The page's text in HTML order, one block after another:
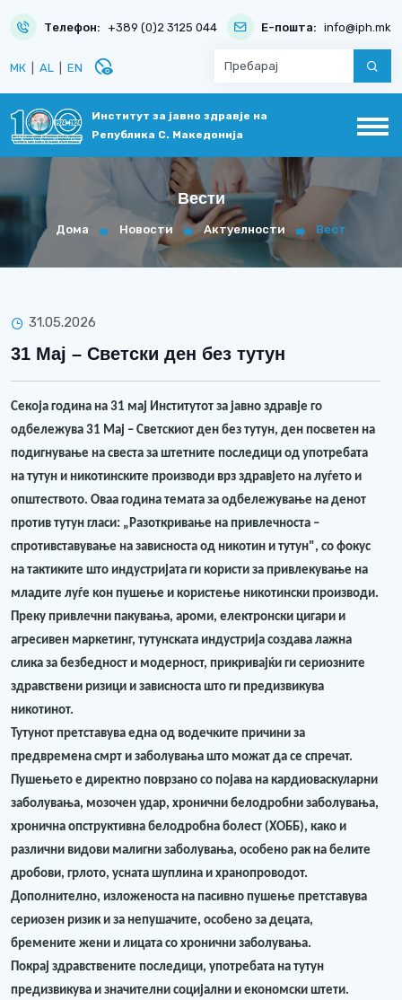
Телефон: +389 (0)2 3125 044 Е-пошта: info@iph.mk
МК AL EN disabled_visible
Институт за јавно здравје на
Република С. Македонија
Вести
Дома Новости Актуелности Вест
31.05.2026
31 Мај – Светски ден без тутун
Секоја година на 31 мај Институтот за јавно здравје го
одбележува 31 Мај – Светскиот ден без тутун, ден посветен на
подигнување на свеста за штетните последици од употребата
на тутун и никотинските производи врз здравјето на луѓето и
општеството. Оваа година темата за одбележување на денот
против тутун гласи: „Разоткривање на привлечноста –
спротивставување на зависноста од никотин и тутун", со фокус
на тактиките што индустријата ги користи за привлекување на
младите луѓе кон пушење и користење никотински производи.
Преку привлечни пакувања, ароми, електронски цигари и
агресивен маркетинг, тутунската индустрија создава лажна
слика за безбедност и модерност, прикривајќи ги сериозните
здравствени ризици и зависноста што ги предизвикува
никотинот.
Тутунот претставува една од водечките причини за
предвремена смрт и заболувања што можат да се спречат.
Пушењето е директно поврзано со појава на кардиоваскуларни
заболувања, мозочен удар, хронични белодробни заболувања,
хронична опструктивна белодробна болест (ХОББ), како и
различни видови малигни заболувања, особено рак на белите
дробови, грлото, усната шуплина и хранопроводот.
Дополнително, изложеноста на пасивно пушење претставува
сериозен ризик и за непушачите, особено за децата,
бремените жени и лицата со хронични заболувања.
Покрај здравствените последици, употребата на тутун
предизвикува и значителни социјални и економски штети.